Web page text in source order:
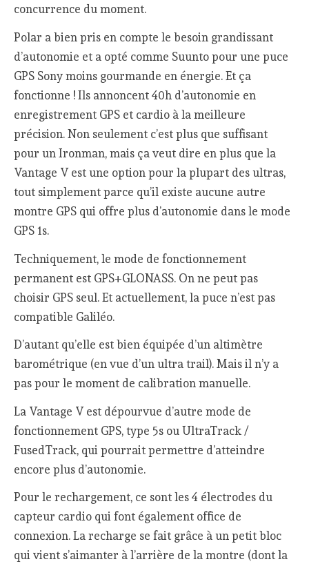
concurrence du moment.
Polar a bien pris en compte le besoin grandissant
d’autonomie et a opté comme Suunto pour une puce
GPS Sony moins gourmande en énergie. Et ça
fonctionne ! Ils annoncent 40h d’autonomie en
enregistrement GPS et cardio à la meilleure
précision. Non seulement c’est plus que suffisant
pour un Ironman, mais ça veut dire en plus que la
Vantage V est une option pour la plupart des ultras,
tout simplement parce qu’il existe aucune autre
montre GPS qui offre plus d’autonomie dans le mode
GPS 1s.
Techniquement, le mode de fonctionnement
permanent est GPS+GLONASS. On ne peut pas
choisir GPS seul. Et actuellement, la puce n’est pas
compatible Galiléo.
D’autant qu’elle est bien équipée d’un altimètre
barométrique (en vue d’un ultra trail). Mais il n’y a
pas pour le moment de calibration manuelle.
La Vantage V est dépourvue d’autre mode de
fonctionnement GPS, type 5s ou UltraTrack /
FusedTrack, qui pourrait permettre d’atteindre
encore plus d’autonomie.
Pour le rechargement, ce sont les 4 électrodes du
capteur cardio qui font également office de
connexion. La recharge se fait grâce à un petit bloc
qui vient s’aimanter à l’arrière de la montre (dont la